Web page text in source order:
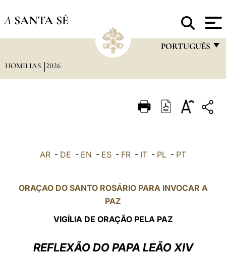
A SANTA SÉ
PORTUGUÊS
ITALIANO
POLSKI
中文
LATINE
HOMILIAS 2026
AR - DE - EN - ES - FR - IT - PL - PT
ORAÇAO DO SANTO ROSÁRIO PARA INVOCAR A
PAZ
VIGÍLIA DE ORAÇÃO PELA PAZ
REFLEXÃO DO PAPA LEÃO XIV